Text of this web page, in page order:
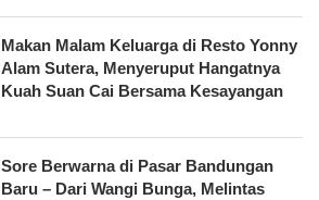
Makan Malam Keluarga di Resto Yonny
Alam Sutera, Menyeruput Hangatnya
Kuah Suan Cai Bersama Kesayangan
Sore Berwarna di Pasar Bandungan
Baru – Dari Wangi Bunga, Melintas